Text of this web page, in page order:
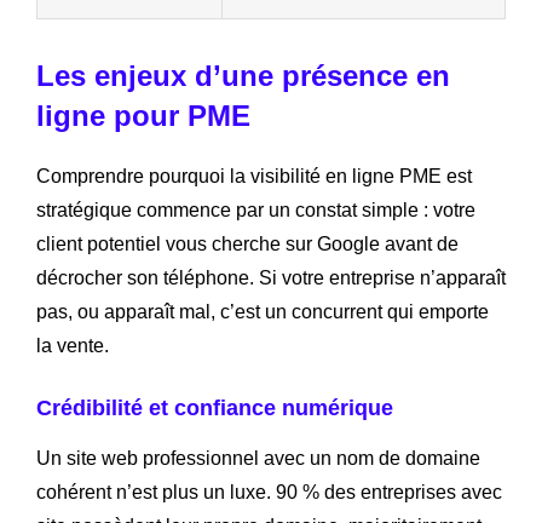
Les enjeux d’une présence en
ligne pour PME
Comprendre pourquoi la visibilité en ligne PME est
stratégique commence par un constat simple : votre
client potentiel vous cherche sur Google avant de
décrocher son téléphone. Si votre entreprise n’apparaît
pas, ou apparaît mal, c’est un concurrent qui emporte
la vente.
Crédibilité et confiance numérique
Un site web professionnel avec un nom de domaine
cohérent n’est plus un luxe. 90 % des entreprises avec